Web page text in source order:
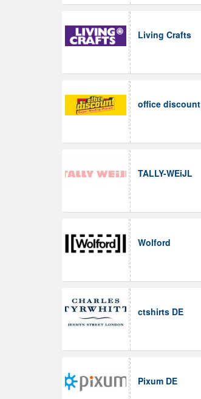
Living Crafts
office discount
TALLY-WEiJL
Wolford
ctshirts DE
Pixum DE